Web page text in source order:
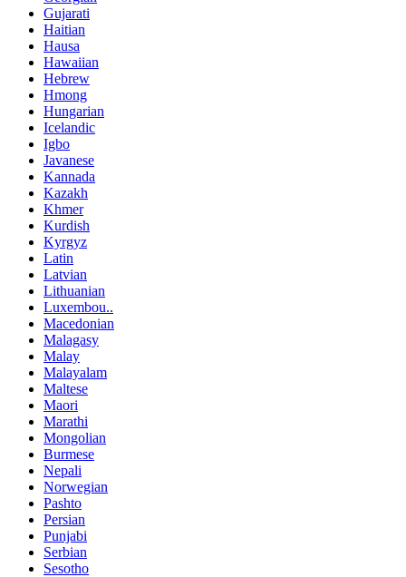
Gujarati
Haitian
Hausa
Hawaiian
Hebrew
Hmong
Hungarian
Icelandic
Igbo
Javanese
Kannada
Kazakh
Khmer
Kurdish
Kyrgyz
Latin
Latvian
Lithuanian
Luxembou..
Macedonian
Malagasy
Malay
Malayalam
Maltese
Maori
Marathi
Mongolian
Burmese
Nepali
Norwegian
Pashto
Persian
Punjabi
Serbian
Sesotho